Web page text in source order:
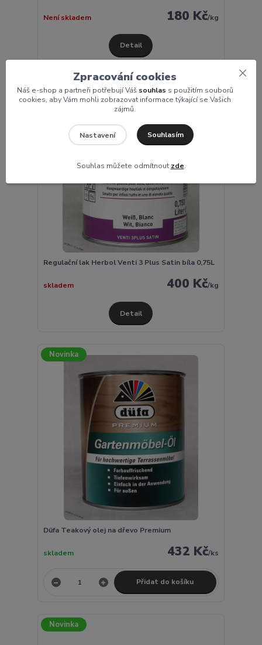
180 Kč/kg
Není skladem
Detail
Novinka
Regulační lak Herbol Venti 3 Plus Satin bíla 0,75L
400 Kč/kg
skladem
Detail
Novinka
Düfa Teakový olej na dřevo Premium
432 Kč/ks
skladem
Přidat do košíku
Novinka
Zpracování cookies
Náš e-shop a partneři potřebují Váš souhlas s použitím souborů
cookies, aby Vám mohli zobrazovat informace týkající se Vašich
zájmů.
Nastavení Souhlasím
Souhlas můžete odmítnout zde.